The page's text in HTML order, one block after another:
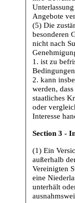
Angebote
(5) Die
besonderen
nicht nach
1. ist zu
2. kann
werden,
staatliches
oder
Interesse
Section 3 -
(1) Ein
außerhalb
Vereinigten
eine
unterhält